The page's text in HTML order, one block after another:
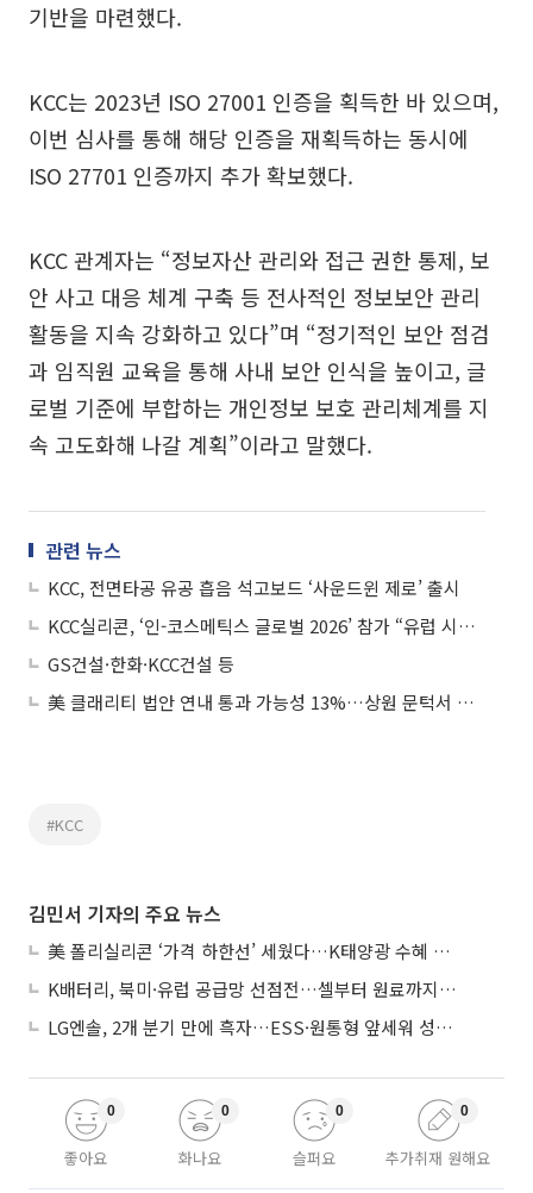
기반을 마련했다.
KCC는 2023년 ISO 27001 인증을 획득한 바 있으며,
이번 심사를 통해 해당 인증을 재획득하는 동시에
ISO 27701 인증까지 추가 확보했다.
KCC 관계자는 “정보자산 관리와 접근 권한 통제, 보
안 사고 대응 체계 구축 등 전사적인 정보보안 관리
활동을 지속 강화하고 있다”며 “정기적인 보안 점검
과 임직원 교육을 통해 사내 보안 인식을 높이고, 글
로벌 기준에 부합하는 개인정보 보호 관리체계를 지
속 고도화해 나갈 계획”이라고 말했다.
관련 뉴스
KCC, 전면타공 유공 흡음 석고보드 ‘사운드윈 제로’ 출시
KCC실리콘, ‘인-코스메틱스 글로벌 2026’ 참가 “유럽 시장 공략 본격화”
GS건설·한화·KCC건설 등
美 클래리티 법안 연내 통과 가능성 13%…상원 문턱서 제동
#KCC
김민서 기자의 주요 뉴스
美 폴리실리콘 ‘가격 하한선’ 세웠다…K태양광 수혜 기대
K배터리, 북미·유럽 공급망 선점전…셀부터 원료까지 현지화
LG엔솔, 2개 분기 만에 흑자…ESS·원통형 앞세워 성장 가속
좋아요
0
화나요
0
슬퍼요
0
추가취재 원해요
0